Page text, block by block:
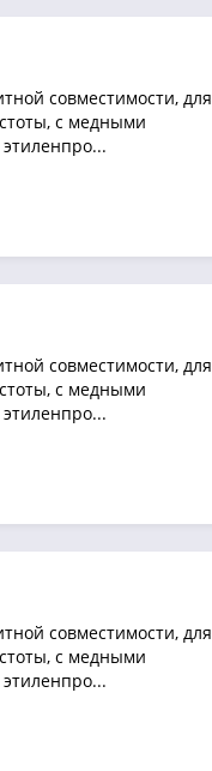
совместимости, для
с медными
совместимости, для
с медными
совместимости, для
с медными